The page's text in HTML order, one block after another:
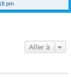
pm
Aller à